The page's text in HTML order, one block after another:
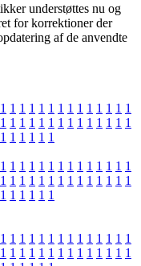
understøttes nu og
for korrektioner der
af de anvendte
1 1 1 1 1 1 1 1 1 1 1 1 1 1
1 1 1 1 1 1 1 1 1 1 1 1 1 1
1 1 1 1 1 1
1 1 1 1 1 1 1 1 1 1 1 1 1 1
1 1 1 1 1 1 1 1 1 1 1 1 1 1
1 1 1 1 1 1
1 1 1 1 1 1 1 1 1 1 1 1 1 1
1 1 1 1 1 1 1 1 1 1 1 1 1 1